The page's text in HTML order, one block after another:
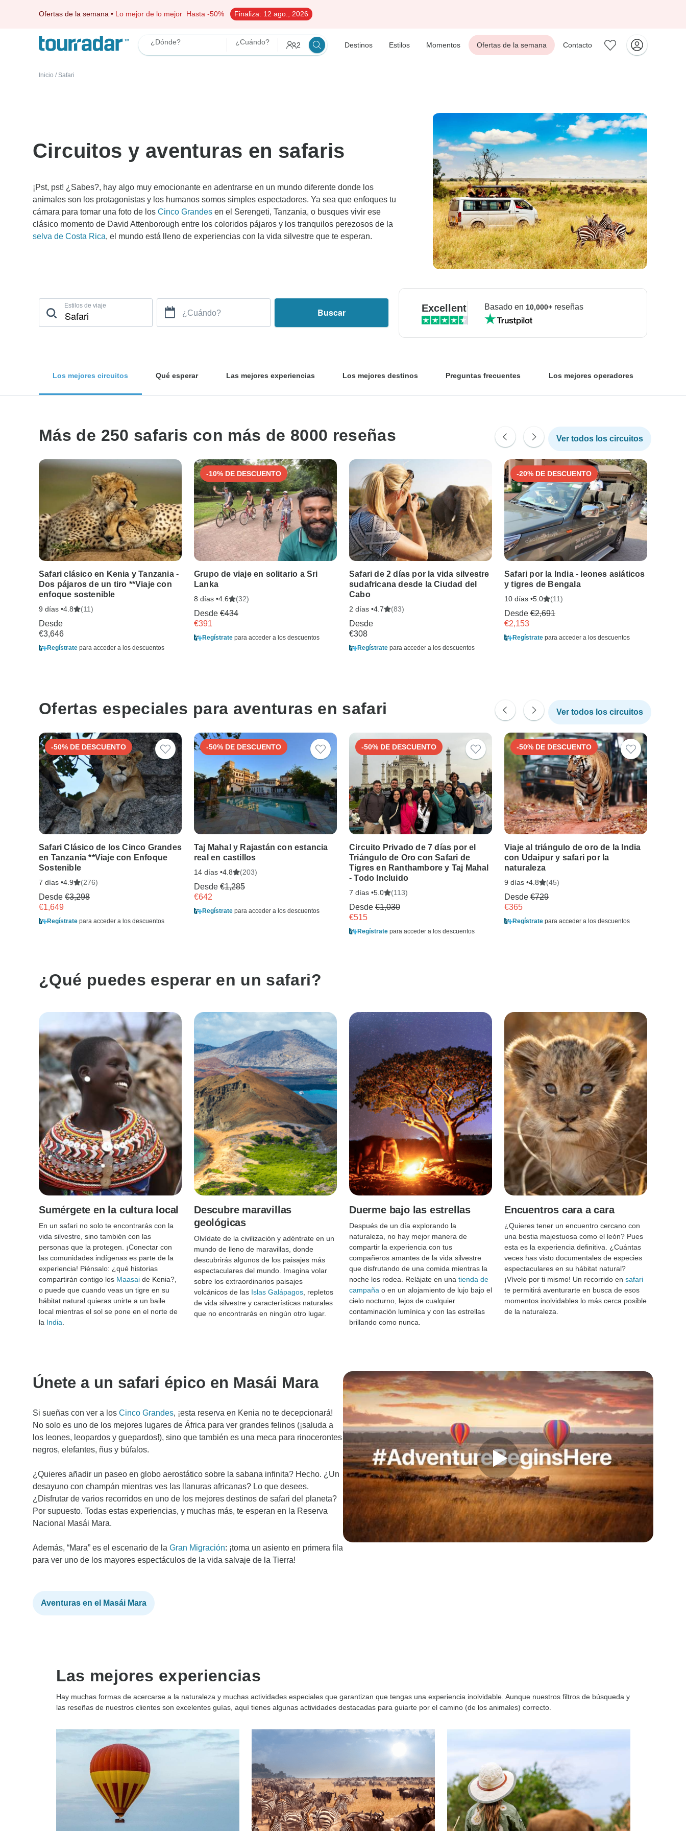
Ofertas de la semana • Lo mejor de lo mejor Hasta -50% Finaliza: 12 ago., 2026
¿Dónde? ¿Cuándo? 2 Destinos Estilos Momentos Ofertas de la semana Contacto
Inicio / Safari
Circuitos y aventuras en safaris
¡Pst, pst! ¿Sabes?, hay algo muy emocionante en adentrarse en un mundo diferente donde los
animales son los protagonistas y los humanos somos simples espectadores. Ya sea que enfoques tu
cámara para tomar una foto de los Cinco Grandes en el Serengeti, Tanzania, o busques vivir ese
clásico momento de David Attenborough entre los coloridos pájaros y los tranquilos perezosos de la
selva de Costa Rica, el mundo está lleno de experiencias con la vida silvestre que te esperan.
Estilos de viaje
¿Cuándo? Buscar Excellent Basado en 10,000+reseñas
Los mejores circuitos Qué esperar Las mejores experiencias Los mejores destinos Preguntas frecuentes Los mejores operadores
Más de 250 safaris con más de 8000 reseñas
Safari clásico en Kenia y Tanzania -
Dos pájaros de un tiro **Viaje con
enfoque sostenible
9 días •4.8 (11)
Desde
€3,646
Regístrate para acceder a los descuentos
-10% DE DESCUENTO
Grupo de viaje en solitario a Sri
Lanka
8 días •4.6 (32)
Desde €434
€391
Regístrate para acceder a los descuentos
Safari de 2 días por la vida silvestre
sudafricana desde la Ciudad del
Cabo
2 días •4.7 (83)
Desde
€308
Regístrate para acceder a los descuentos
-20% DE DESCUENTO
Safari por la India - leones asiáticos
y tigres de Bengala
10 días •5.0 (11)
Desde €2,691
€2,153
Regístrate para acceder a los descuentos
Ver todos los circuitos
Ofertas especiales para aventuras en safari
-50% DE DESCUENTO
Safari Clásico de los Cinco Grandes
en Tanzania **Viaje con Enfoque
Sostenible
7 días •4.9 (276)
Desde €3,298
€1,649
Regístrate para acceder a los descuentos
-50% DE DESCUENTO
Taj Mahal y Rajastán con estancia
real en castillos
14 días •4.8 (203)
Desde €1,285
€642
Regístrate para acceder a los descuentos
-50% DE DESCUENTO
Circuito Privado de 7 días por el
Triángulo de Oro con Safari de
Tigres en Ranthambore y Taj Mahal
- Todo Incluido
7 días •5.0 (113)
Desde €1,030
€515
Regístrate para acceder a los descuentos
-50% DE DESCUENTO
Viaje al triángulo de oro de la India
con Udaipur y safari por la
naturaleza
9 días •4.8 (45)
Desde €729
€365
Regístrate para acceder a los descuentos
Ver todos los circuitos
¿Qué puedes esperar en un safari?
Sumérgete en la cultura local
En un safari no solo te encontrarás con la
vida silvestre, sino también con las
personas que la protegen. ¡Conectar con
las comunidades indígenas es parte de la
experiencia! Piénsalo: ¿qué historias
compartirán contigo los Maasai de Kenia?,
o puede que cuando veas un tigre en su
hábitat natural quieras unirte a un baile
local mientras el sol se pone en el norte de
la India
Descubre maravillas
geológicas
Olvídate de la civilización y adéntrate en un
mundo de lleno de maravillas, donde
descubrirás algunos de los paisajes más
espectaculares del mundo. Imagina volar
sobre los extraordinarios paisajes
volcánicos de las Islas Galápagos , repletos
de vida silvestre y características naturales
que no encontrarás en ningún otro lugar.
Duerme bajo las estrellas
Después de un día explorando la
naturaleza, no hay mejor manera de
compartir la experiencia con tus
compañeros amantes de la vida silvestre
que disfrutando de una comida mientras la
noche los rodea. Relájate en una tienda de
campaña o en un alojamiento de lujo bajo el
cielo nocturno, lejos de cualquier
contaminación lumínica y con las estrellas
brillando como nunca.
Encuentros cara a cara
¿Quieres tener un encuentro cercano con
una bestia majestuosa como el león? Pues
esta es la experiencia definitiva. ¿Cuántas
veces has visto documentales de especies
espectaculares en su hábitat natural?
¡Vívelo por ti mismo! Un recorrido en safari
te permitirá aventurarte en busca de esos
momentos inolvidables lo más cerca posible
de la naturaleza.
Únete a un safari épico en Masái Mara
Si sueñas con ver a los Cinco Grandes, ¡esta reserva en Kenia no te decepcionará!
No solo es uno de los mejores lugares de África para ver grandes felinos (¡saluda a
los leones, leopardos y guepardos!), sino que también es una meca para rinocerontes
negros, elefantes, ñus y búfalos.
¿Quieres añadir un paseo en globo aerostático sobre la sabana infinita? Hecho. ¿Un
desayuno con champán mientras ves las llanuras africanas? Lo que desees.
¿Disfrutar de varios recorridos en uno de los mejores destinos de safari del planeta?
Por supuesto. Todas estas experiencias, y muchas más, te esperan en la Reserva
Nacional Masái Mara.
Además, “Mara” es el escenario de la Gran Migración: ¡toma un asiento en primera fila
para ver uno de los mayores espectáculos de la vida salvaje de la Tierra!
Aventuras en el Masái Mara
Las mejores experiencias
Hay muchas formas de acercarse a la naturaleza y muchas actividades especiales que garantizan que tengas una experiencia inolvidable. Aunque nuestros filtros de búsqueda y
las reseñas de nuestros clientes son excelentes guías, aquí tienes algunas actividades destacadas para guiarte por el camino (de los animales) correcto.